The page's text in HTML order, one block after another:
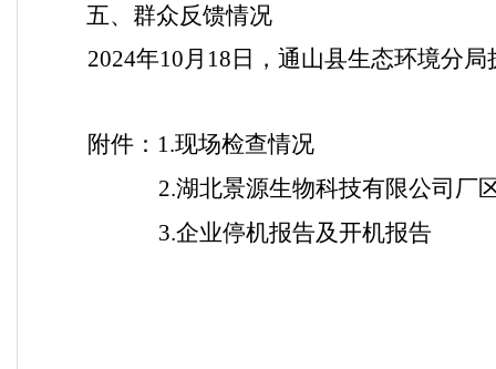
五、群众反馈情况
2024年10 月 18 日，通山县生态环境分
附件： 1.现场检查情况
2.湖北景源生物科技有限公司厂
3.企业停机报告及开机报告